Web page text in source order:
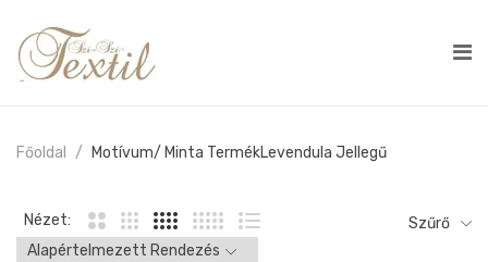
Főoldal Motívum/ Minta TermékLevendula Jellegű
Nézet: Szűrő